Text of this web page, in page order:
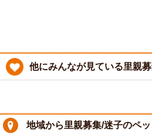
他にみんなが見ている里親
地域から里親募集/迷子のペ